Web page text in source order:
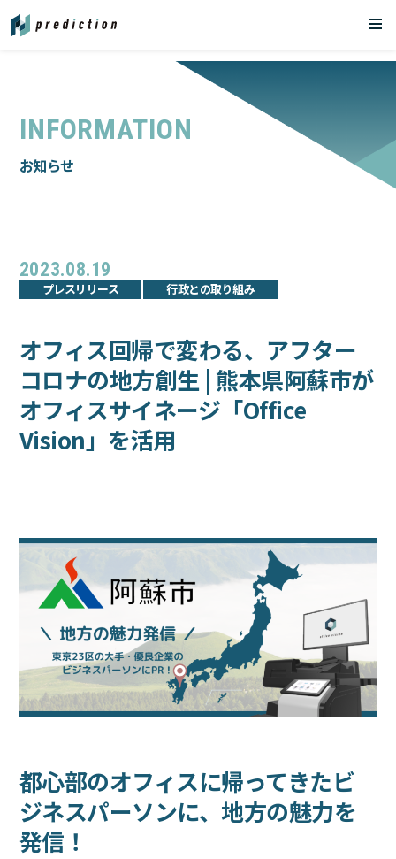
会社概要
サービス
ブログ
INFORMATION
お知らせ
2023.08.19
プレスリリース 行政との取り組み
オフィス回帰で変わる、アフター
コロナの地方創生 | 熊本県阿蘇市が
オフィスサイネージ「Office
Vision」を活用
都心部のオフィスに帰ってきたビ
ジネスパーソンに、地方の魅力を
発信！